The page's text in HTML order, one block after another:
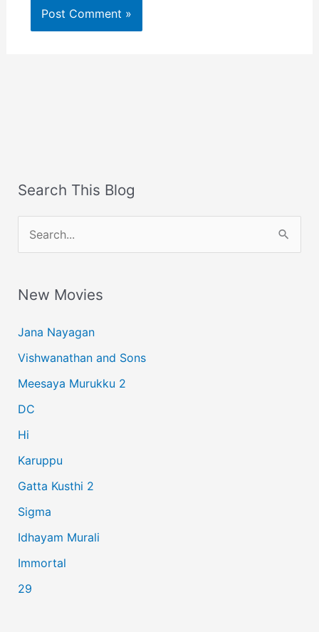
Search This Blog
e
r
h
f
o
r
:
New Movies
Jana Nayagan
Vishwanathan and Sons
Meesaya Murukku 2
DC
Hi
Karuppu
Gatta Kusthi 2
Sigma
Idhayam Murali
Immortal
29